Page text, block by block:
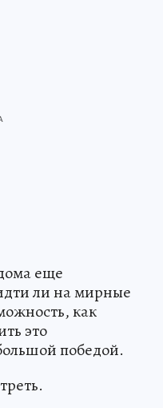
еще
ли на мирные
как
это
победой.